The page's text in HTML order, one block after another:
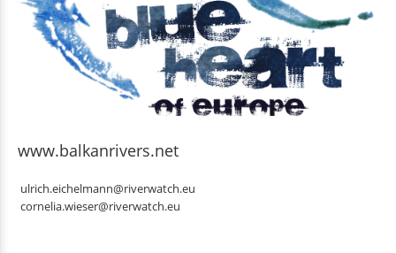
www.balkanrivers.net
ulrich.eichelmann@riverwatch.eu
cornelia.wieser@riverwatch.eu